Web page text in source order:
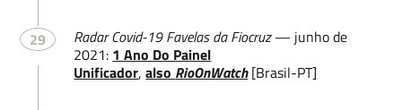
29 Radar Covid-19 Favelas da Fiocruz— junho de
2021: 1 Ano Do Painel
Unificador,also RioOnWatch[Brasil-PT]